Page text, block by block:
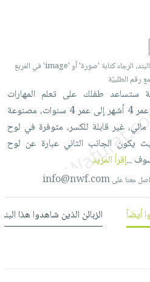
في حال تريدون ارسال صورة لتخصيص البند، الرجاء كتابة 'صورة' أو 'image' في المربع
ستساعد طفلك على تعلم المهارات
عمر4 أشهرإلى عمر4 سنوات، مصنوعة
مائي،غير قابلة للكسر، متوفرة في لوح
يكون الجانب الثانيعبارة عن لوح
...إقرأ المزيد
معنا علىinfo@nwf.com
أيضاً الزبائن الذين شاهدوا هذا